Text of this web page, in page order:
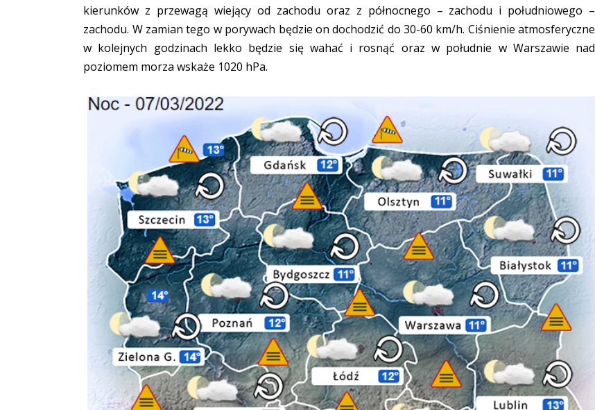
kierunków z przewagą wiejący od zachodu oraz z północnego – zachodu i południowego –
zachodu. W zamian tego w porywach będzie on dochodzić do 30-60 km/h. Ciśnienie atmosferyczne
w kolejnych godzinach lekko będzie się wahać i rosnąć oraz w południe w Warszawie nad
poziomem morza wskaże 1020 hPa.